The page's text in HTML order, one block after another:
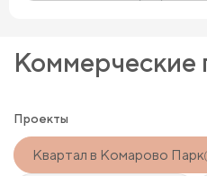
Проекты
Квартал в Комарово Парк